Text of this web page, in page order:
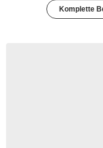
Komplette